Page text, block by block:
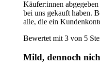
Käufer:innen
bei uns gekauft haben.
alle, die ein
Bewertet mit 3 von 5
Mild, dennoch